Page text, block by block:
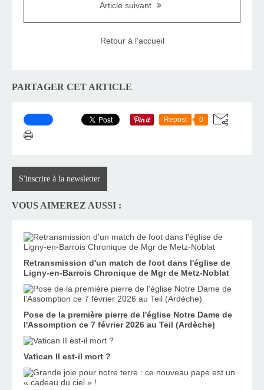
Article suivant
Retour à l'accueil
PARTAGER CET ARTICLE
Repost 0
S'inscrire à la newsletter
VOUS AIMEREZ AUSSI :
Retransmission d'un match de foot dans l'église de
Ligny-en-Barrois Chronique de Mgr de Metz-Noblat
Pose de la première pierre de l'église Notre Dame de
l'Assomption ce 7 février 2026 au Teil (Ardèche)
Vatican II est-il mort ?